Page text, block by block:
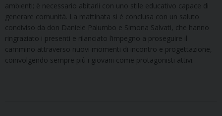
ambienti; è necessario abitarli con uno stile educativo capace di
generare comunità. La mattinata si è conclusa con un saluto
condiviso da don Daniele Palumbo e Simona Salvati, che hanno
ringraziato i presenti e rilanciato l’impegno a proseguire il
cammino attraverso nuovi momenti di incontro e progettazione,
coinvolgendo sempre più i giovani come protagonisti attivi.